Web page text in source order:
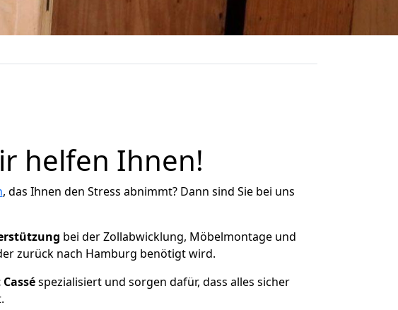
helfen Ihnen!
, das Ihnen den Stress abnimmt? Dann sind Sie bei uns
bei der Zollabwicklung, Möbelmontage und
zurück nach Hamburg benötigt wird.
spezialisiert und sorgen dafür, dass alles sicher